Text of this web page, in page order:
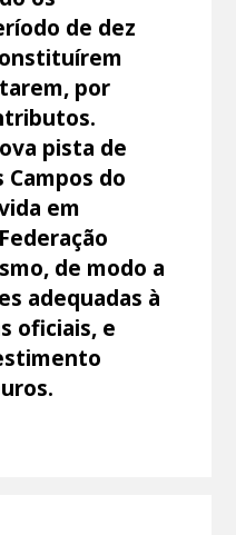
de dez
por
pista de
Campos do
em
de modo a
adequadas à
oficiais, e